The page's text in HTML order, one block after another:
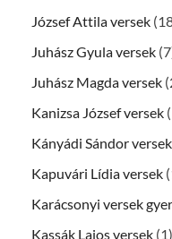
József Attila versek
Juhász Gyula versek
Juhász Magda versek
Kanizsa József versek
Kányádi Sándor versek
Kapuvári Lídia versek
Karácsonyi versek
Kassák Lajos versek (1)